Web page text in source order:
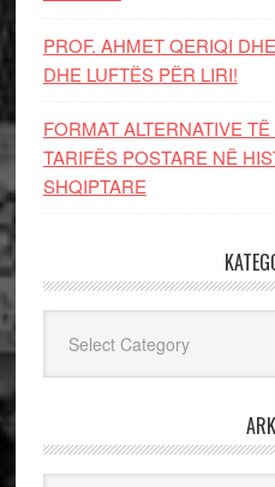
PROF. AHMET QERIQI
DHE LUFTЁS PЁR LIRI!
FORMAT ALTERNATIVE
TARIFËS POSTARE NË
SHQIPTARE